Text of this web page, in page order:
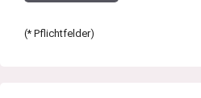
(* Pflichtfelder)